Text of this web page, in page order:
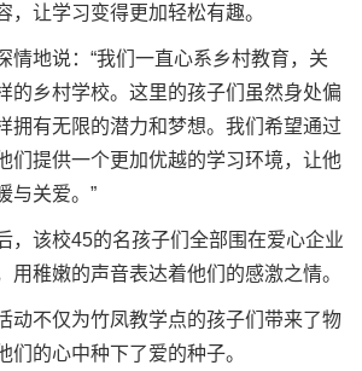
，让学习变得更加轻松有趣。
地说：“我们一直心系乡村教育，关
的乡村学校。这里的孩子们虽然身处偏
拥有无限的潜力和梦想。我们希望通过
们提供一个更加优越的学习环境，让他
与关爱。”
该校45的名孩子们全部围在爱心企业
用稚嫩的声音表达着他们的感激之情。
不仅为竹凤教学点的孩子们带来了物
们的心中种下了爱的种子。